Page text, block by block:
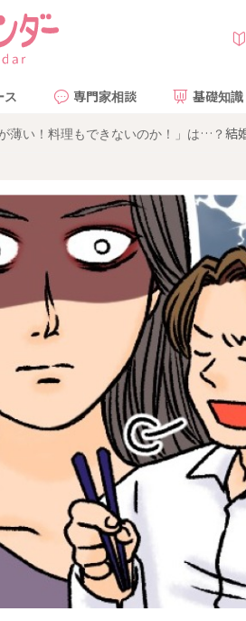
ス 専門家相談 基礎知識
が薄い！料理もできないのか！」は…？